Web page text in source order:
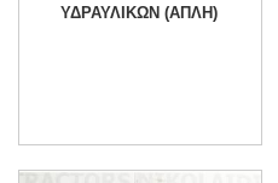
ΥΔΡΑΥΛΙΚΩΝ (ΑΠΛΗ)